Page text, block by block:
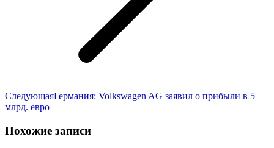
СледующаяСледующая
Германия: Volkswagen AG заявил о прибыли в 5
млрд. евро
Похожие записи